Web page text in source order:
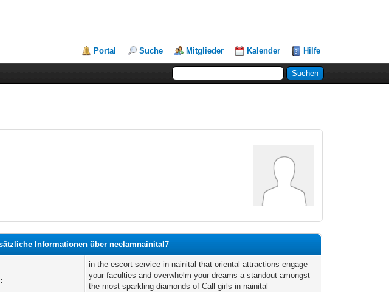
Portal Suche Mitglieder Kalender Hilfe
Informationen über neelamnainital7
in the escort service in nainital that oriental attractions engage
your faculties and overwhelm your dreams a standout amongst
the most sparkling diamonds of Call girls in nainital